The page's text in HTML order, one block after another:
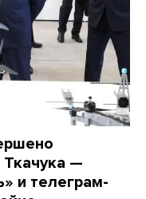
—
и телеграм-